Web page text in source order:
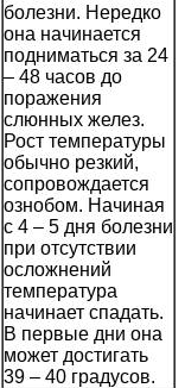
болезни. Нередко
она начинается
подниматься за 24
– 48 часов до
поражения
слюнных желез.
Рост температуры
обычно резкий,
сопровождается
ознобом. Начиная
с 4 – 5 дня болезни
при отсутствии
осложнений
температура
начинает спадать.
В первые дни она
может достигать
39 – 40 градусов.